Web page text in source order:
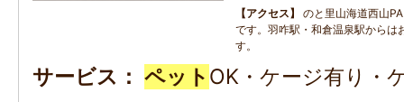
アクセス
のと里山海道西山
です。羽咋駅・和倉温泉駅からは
す。
サービス ペット OK・ケージ有り・